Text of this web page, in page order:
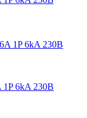
1P 6kA 230В